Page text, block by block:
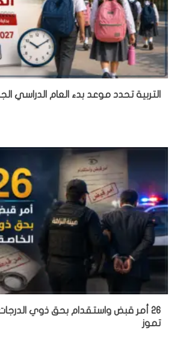
التربية تحدد موعد بدء العام الدراسي
26 أمر قبض واستقدام بحق ذوي
تموز